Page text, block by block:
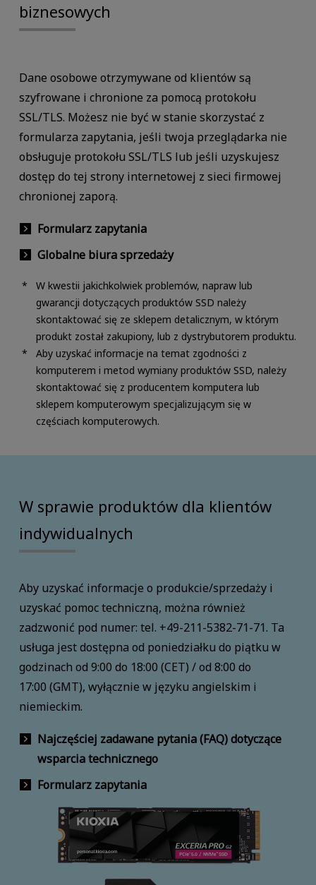
biznesowych
Dane osobowe otrzymywane od klientów są
szyfrowane i chronione za pomocą protokołu
SSL/TLS. Możesz nie być w stanie skorzystać z
formularza zapytania, jeśli twoja przeglądarka nie
obsługuje protokołu SSL/TLS lub jeśli uzyskujesz
dostęp do tej strony internetowej z sieci firmowej
chronionej zaporą.
Formularz zapytania
Globalne biura sprzedaży
W kwestii jakichkolwiek problemów, napraw lub
gwarancji dotyczących produktów SSD należy
skontaktować się ze sklepem detalicznym, w którym
produkt został zakupiony, lub z dystrybutorem produktu.
Aby uzyskać informacje na temat zgodności z
komputerem i metod wymiany produktów SSD, należy
skontaktować się z producentem komputera lub
sklepem komputerowym specjalizującym się w
częściach komputerowych.
W sprawie produktów dla klientów
indywidualnych
Aby uzyskać informacje o produkcie/sprzedaży i
uzyskać pomoc techniczną, można również
zadzwonić pod numer: tel. +49-211-5382-71-71. Ta
usługa jest dostępna od poniedziałku do piątku w
godzinach od 9:00 do 18:00 (CET) / od 8:00 do
17:00 (GMT), wyłącznie w języku angielskim i
niemieckim.
Najczęściej zadawane pytania (FAQ) dotyczące
wsparcia technicznego
Formularz zapytania